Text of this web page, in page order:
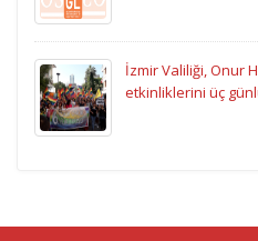
İzmir Valiliği, Onur
etkinliklerini üç